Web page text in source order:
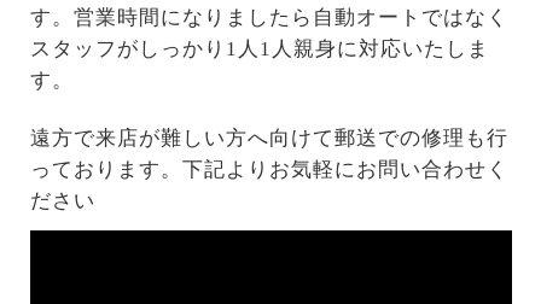
す。営業時間になりましたら自動オートではなく
スタッフがしっかり1人1人親身に対応いたしま
す。
遠方で来店が難しい方へ向けて郵送での修理も行
っております。下記よりお気軽にお問い合わせく
ださい